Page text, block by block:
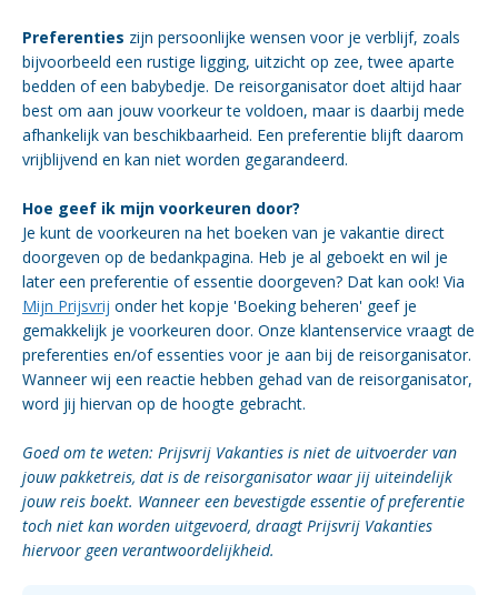
Preferenties zijn persoonlijke wensen voor je verblijf, zoals
bijvoorbeeld een rustige ligging, uitzicht op zee, twee aparte
bedden of een babybedje. De reisorganisator doet altijd haar
best om aan jouw voorkeur te voldoen, maar is daarbij mede
afhankelijk van beschikbaarheid. Een preferentie blijft daarom
vrijblijvend en kan niet worden gegarandeerd.
Hoe geef ik mijn voorkeuren door?
Je kunt de voorkeuren na het boeken van je vakantie direct
doorgeven op de bedankpagina. Heb je al geboekt en wil je
later een preferentie of essentie doorgeven? Dat kan ook! Via
Mijn Prijsvrij onder het kopje 'Boeking beheren' geef je
gemakkelijk je voorkeuren door. Onze klantenservice vraagt de
preferenties en/of essenties voor je aan bij de reisorganisator.
Wanneer wij een reactie hebben gehad van de reisorganisator,
word jij hiervan op de hoogte gebracht.
Goed om te weten: Prijsvrij Vakanties is niet de uitvoerder van
jouw pakketreis, dat is de reisorganisator waar jij uiteindelijk
jouw reis boekt. Wanneer een bevestigde essentie of preferentie
toch niet kan worden uitgevoerd, draagt Prijsvrij Vakanties
hiervoor geen verantwoordelijkheid.